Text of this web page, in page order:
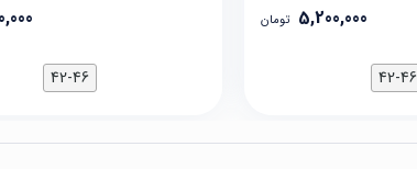
5,200,000 تومان
42-46
42-46